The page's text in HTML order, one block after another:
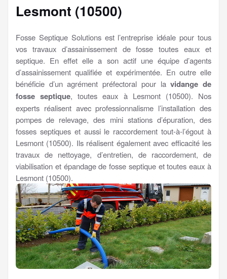
Lesmont (10500)
Fosse Septique Solutions est l’entreprise idéale pour tous
vos travaux d’assainissement de fosse toutes eaux et
septique. En effet elle a son actif une équipe d’agents
d’assainissement qualifiée et expérimentée. En outre elle
bénéficie d’un agrément préfectoral pour lavidange de
fosse septique, toutes eaux à Lesmont (10500). Nos
experts réalisent avec professionnalisme l’installation des
pompes de relevage, des mini stations d’épuration, des
fosses septiques et aussi le raccordement tout-à-l’égout à
Lesmont (10500). Ils réalisent également avec efficacité les
travaux de nettoyage, d’entretien, de raccordement, de
viabilisation et épandage de fosse septique et toutes eaux à
Lesmont (10500).